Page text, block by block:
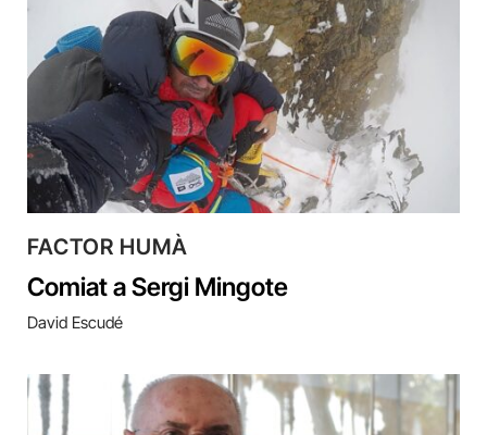
FACTOR HUMÀ
Comiat a Sergi Mingote
David Escudé